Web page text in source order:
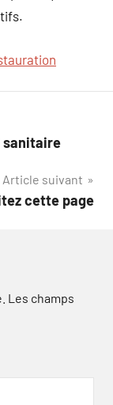
sanitaire
Article suivant
cette page
Les champs